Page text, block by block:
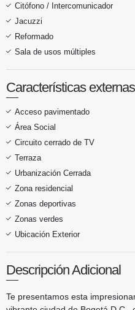
Citófono / Intercomunicador
Jacuzzi
Reformado
Sala de usos múltiples
Características externas
Acceso pavimentado
Área Social
Circuito cerrado de TV
Terraza
Urbanización Cerrada
Zona residencial
Zonas deportivas
Zonas verdes
Ubicación Exterior
Descripción Adicional
Te presentamos esta